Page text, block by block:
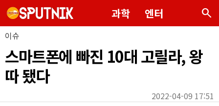
과학 엔터 search
이슈
스마트폰에 빠진 10대 고릴라, 왕
따 됐다
2022-04-09 17:51